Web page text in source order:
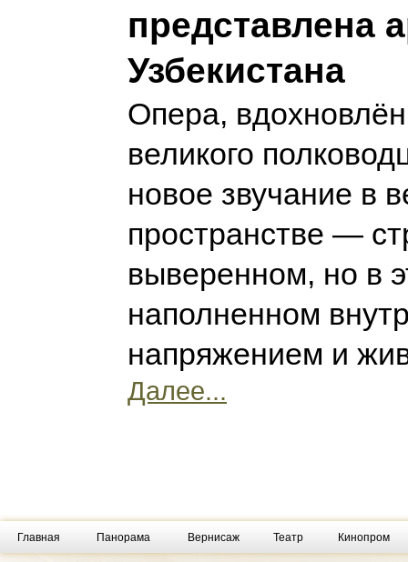
представлена
Узбекистана
Опера,
великого
новое звучание в
пространстве —
выверенном, но в
наполненном
напряжением и
Далее...
Главная Панорама Вернисаж Театр Кинопром